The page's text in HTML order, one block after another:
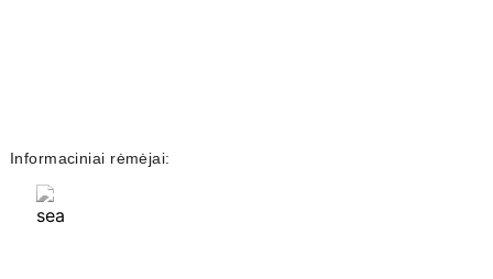
Informaciniai rėmėjai: